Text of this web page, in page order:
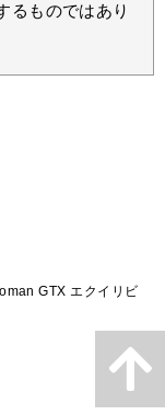
るものではあり
GTX エクイリビ